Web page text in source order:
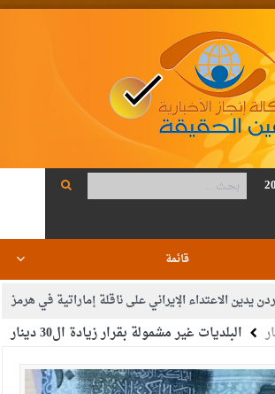
قائمة
يدين الاعتداء الإيراني على ناقلة إماراتية في هرمز
الصحة: 1257 شهيدا بغزة منذ وقف النار
والدة الزميل أنس المجالي في ذمة الله
البلديات غير مشمولة بقرار زيادة ال30 دينار